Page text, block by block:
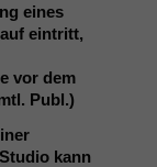
eines
eintritt,
vor dem
Publ.)
kann